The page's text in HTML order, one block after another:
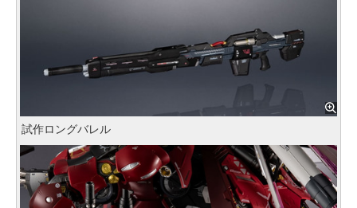
試作ロングバレル